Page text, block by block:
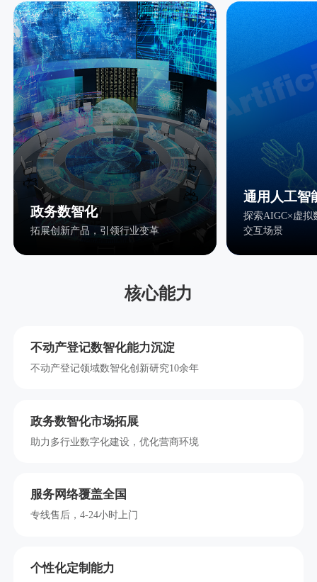
政务数智化
拓展创新产品，引领行业变革
通用人工智
探索AIGC×虚拟
交互场景
核心能力
不动产登记数智化能力沉淀
不动产登记领域数智化创新研究10余年
政务数智化市场拓展
助力多行业数字化建设，优化营商环境
服务网络覆盖全国
专线售后，4-24小时上门
个性化定制能力